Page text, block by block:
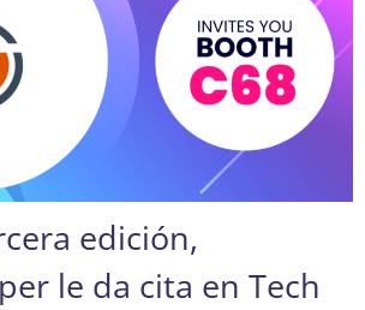
edición,
le da cita en Tech